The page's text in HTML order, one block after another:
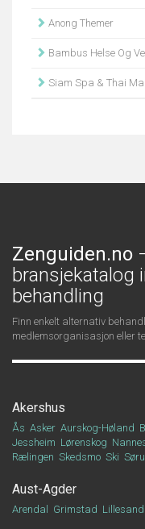
Anong Themer
Bambus Helse Og
Siam Spa & Thai
Zenguiden.no
bransjekatalog
behandling
Finn enkelt alternativ
medlemsorganisasjon eller
Akershus
Ås Asker Aurskog-Høland
Jessheim Lørenskog
Rælingen Skedsmo Ski
Aust-Agder
Arendal Grimstad Lillesand